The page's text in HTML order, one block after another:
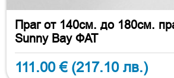
Праг от 140см. до 180см.
Sunny Bay ФАТ
111.00 € (217.10 лв.)